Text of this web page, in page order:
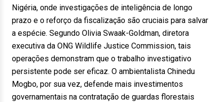
Nigéria, onde investigações de inteligência de longo
prazo e o reforço da fiscalização são cruciais para salvar
a espécie. Segundo Olivia Swaak-Goldman, diretora
executiva da ONG Wildlife Justice Commission, tais
operações demonstram que o trabalho investigativo
persistente pode ser eficaz. O ambientalista Chinedu
Mogbo, por sua vez, defende mais investimentos
governamentais na contratação de guardas florestais